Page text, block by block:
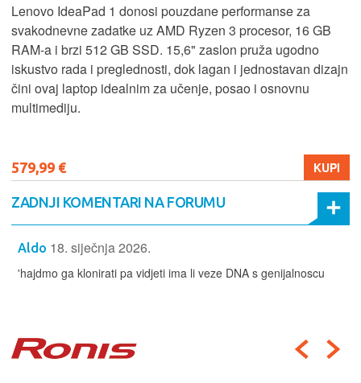
Lenovo IdeaPad 1 donosi pouzdane performanse za
svakodnevne zadatke uz AMD Ryzen 3 procesor, 16 GB
RAM-a i brzi 512 GB SSD. 15,6" zaslon pruža ugodno
iskustvo rada i preglednosti, dok lagan i jednostavan dizajn
čini ovaj laptop idealnim za učenje, posao i osnovnu
multimediju.
579,99 € KUPI
ZADNJI KOMENTARI NA FORUMU
Aldo 18. siječnja 2026.
'hajdmo ga klonirati pa vidjeti ima li veze DNA s genijalnoscu